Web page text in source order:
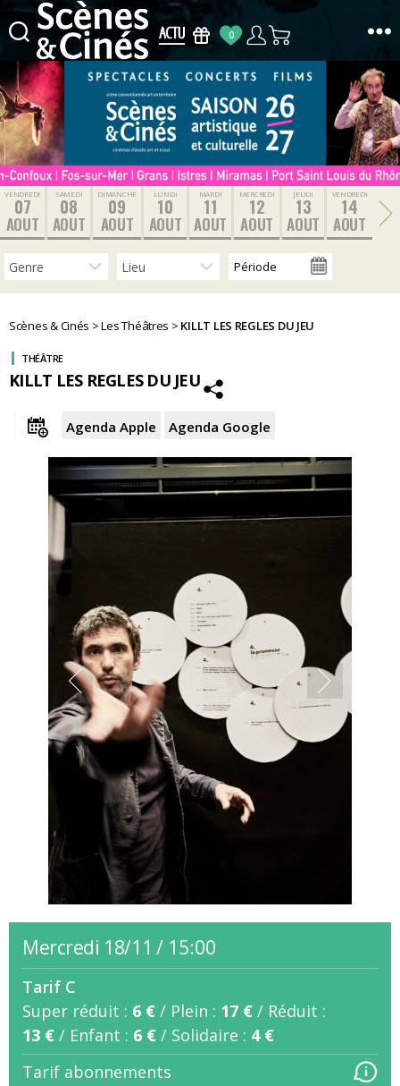
Scènes
Cinés
0
VENDREDI
07
AOUT
SAMEDI
08
AOUT
DIMANCHE
09
AOUT
LUNDI
10
AOUT
MARDI
11
AOUT
MERCREDI
12
AOUT
JEUDI
13
AOUT
VENDREDI
14
AOUT
Scènes & Cinés >Les Théâtres > KILLT LES REGLES DU JEU
KILLT LES REGLES DU JEU
Agenda Apple Agenda Google
THÉÂTRE
mercredi 18/11 / 15:00
Tarif C
Super réduit : 6 € / Plein : 17 € / Réduit :
13 € / Enfant : 6 € / Solidaire : 4 €
Tarif abonnements